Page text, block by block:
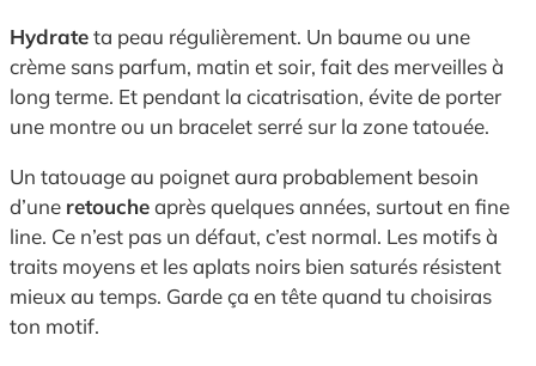
Hydrateta peau régulièrement. Un baume ou une
crème sans parfum, matin et soir, fait des merveilles à
long terme. Et pendant la cicatrisation, évite de porter
une montre ou un bracelet serré sur la zone tatouée.
Un tatouage au poignet aura probablement besoin
d’une retoucheaprès quelques années, surtout en fine
line. Ce n’est pas un défaut, c’est normal. Les motifs à
traits moyens et les aplats noirs bien saturés résistent
mieux au temps. Garde ça en tête quand tu choisiras
ton motif.